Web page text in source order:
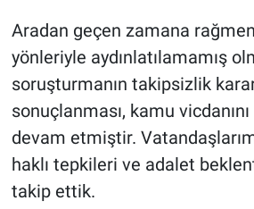
Aradan geçen zamana
yönleriyle aydınlatılamamış
soruşturmanın takipsizlik
sonuçlanması, kamu
devam etmiştir.
haklı tepkileri ve adalet
takip ettik.